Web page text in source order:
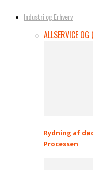
Industri og Erhverv
ALLSERVICE
Rydning af
Processen